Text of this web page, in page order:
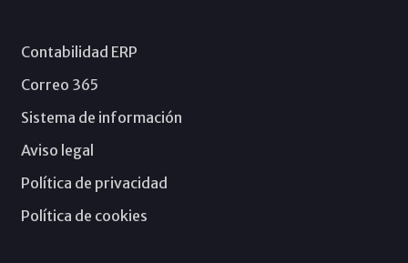
Contabilidad ERP
Correo 365
Sistema de información
Aviso legal
Política de privacidad
Política de cookies